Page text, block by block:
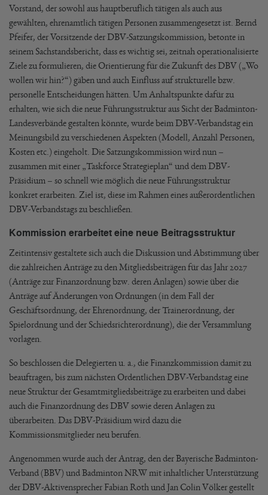
Vorstand, der sowohl aus hauptberuflich tätigen als auch aus
gewählten, ehrenamtlich tätigen Personen zusammengesetzt ist. Bernd
Pfeifer, der Vorsitzende der DBV-Satzungskommission, betonte in
seinem Sachstandsbericht, dass es wichtig sei, zeitnah operationalisierte
Ziele zu formulieren, die Orientierung für die Zukunft des DBV („Wo
wollen wir hin?“) gäben und auch Einfluss auf strukturelle bzw.
personelle Entscheidungen hätten. Um Anhaltspunkte dafür zu
erhalten, wie sich die neue Führungsstruktur aus Sicht der Badminton-
Landesverbände gestalten könnte, wurde beim DBV-Verbandstag ein
Meinungsbild zu verschiedenen Aspekten (Modell, Anzahl Personen,
Kosten etc.) eingeholt. Die Satzungskommission wird nun –
zusammen mit einer „Taskforce Strategieplan“ und dem DBV-
Präsidium – so schnell wie möglich die neue Führungsstruktur
konkret erarbeiten. Ziel ist, diese im Rahmen eines außerordentlichen
DBV-Verbandstags zu beschließen.
Kommission erarbeitet eine neue Beitragsstruktur
Zeitintensiv gestaltete sich auch die Diskussion und Abstimmung über
die zahlreichen Anträge zu den Mitgliedsbeiträgen für das Jahr 2027
(Anträge zur Finanzordnung bzw. deren Anlagen) sowie über die
Anträge auf Änderungen von Ordnungen (in dem Fall der
Geschäftsordnung, der Ehrenordnung, der Trainerordnung, der
Spielordnung und der Schiedsrichterordnung), die der Versammlung
vorlagen.
So beschlossen die Delegierten u. a., die Finanzkommission damit zu
beauftragen, bis zum nächsten Ordentlichen DBV-Verbandstag eine
neue Struktur der Gesamtmitgliedsbeiträge zu erarbeiten und dabei
auch die Finanzordnung des DBV sowie deren Anlagen zu
überarbeiten. Das DBV-Präsidium wird dazu die
Kommissionsmitglieder neu berufen.
Angenommen wurde auch der Antrag, den der Bayerische Badminton-
Verband (BBV) und Badminton NRW mit inhaltlicher Unterstützung
der DBV-Aktivensprecher Fabian Roth und Jan Colin Völker gestellt